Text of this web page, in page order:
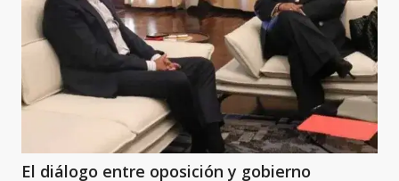
El diálogo entre oposición y gobierno